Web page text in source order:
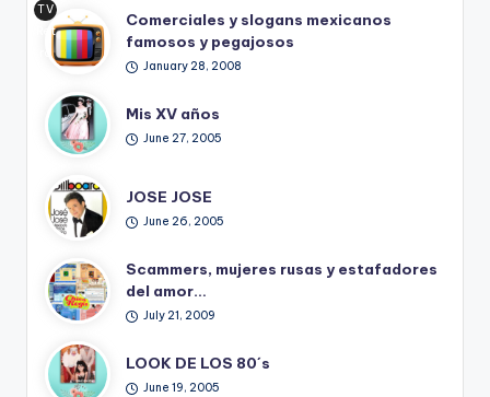
TV
Ret
ro
Comerciales y slogans mexicanos
famosos y pegajosos
January 28, 2008
Mis XV años
June 27, 2005
JOSE JOSE
June 26, 2005
Scammers, mujeres rusas y estafadores
del amor…
July 21, 2009
LOOK DE LOS 80´s
June 19, 2005